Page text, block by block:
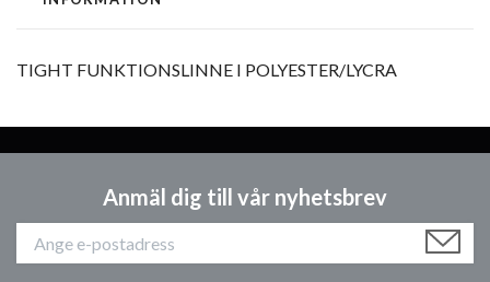
TIGHT FUNKTIONSLINNE I POLYESTER/LYCRA
Anmäl dig till vår nyhetsbrev